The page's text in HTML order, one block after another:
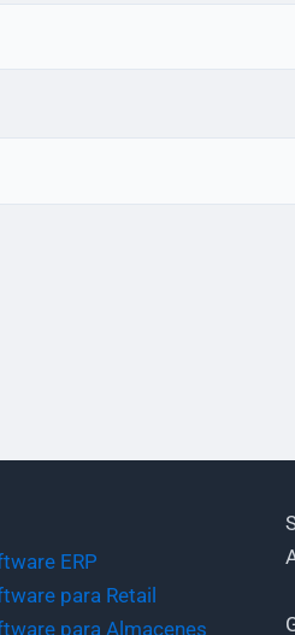
ERP
para Retail
para Almacenes